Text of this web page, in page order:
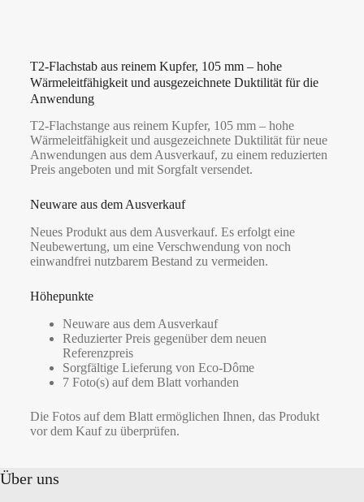
T2-Flachstab aus reinem Kupfer, 105 mm – hohe
Wärmeleitfähigkeit und ausgezeichnete Duktilität für die
Anwendung
T2-Flachstange aus reinem Kupfer, 105 mm – hohe
Wärmeleitfähigkeit und ausgezeichnete Duktilität für neue
Anwendungen aus dem Ausverkauf, zu einem reduzierten
Preis angeboten und mit Sorgfalt versendet.
Neuware aus dem Ausverkauf
Neues Produkt aus dem Ausverkauf. Es erfolgt eine
Neubewertung, um eine Verschwendung von noch
einwandfrei nutzbarem Bestand zu vermeiden.
Höhepunkte
Neuware aus dem Ausverkauf
Reduzierter Preis gegenüber dem neuen
Referenzpreis
Sorgfältige Lieferung von Eco-Dôme
7 Foto(s) auf dem Blatt vorhanden
Die Fotos auf dem Blatt ermöglichen Ihnen, das Produkt
vor dem Kauf zu überprüfen.
Über uns